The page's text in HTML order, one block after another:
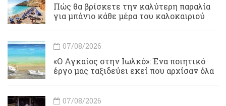
Πώς θα βρίσκετε την καλύτερη παραλία
για μπάνιο κάθε μέρα του καλοκαιριού
07/08/2026
«Ο Αγκαίος στην Ιωλκό»: Ένα ποιητικό
έργο μας ταξιδεύει εκεί που αρχίσαν όλα
07/08/2026